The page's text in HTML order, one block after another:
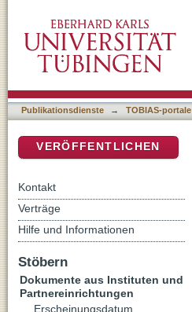
Publikationsdienste → TOBIAS-portale
VERÖFFENTLICHEN
Kontakt
Verträge
Hilfe und Informationen
Stöbern
Dokumente aus Instituten und
Partnereinrichtungen
Erscheinungsdatum